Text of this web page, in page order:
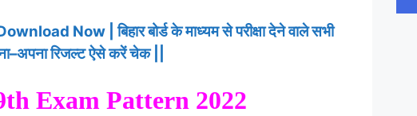
Now | बिहार बोर्ड के माध्यम से परीक्षा देने वाले सभी
रिजल्ट ऐसे करें चेक ||
Exam Pattern 2022